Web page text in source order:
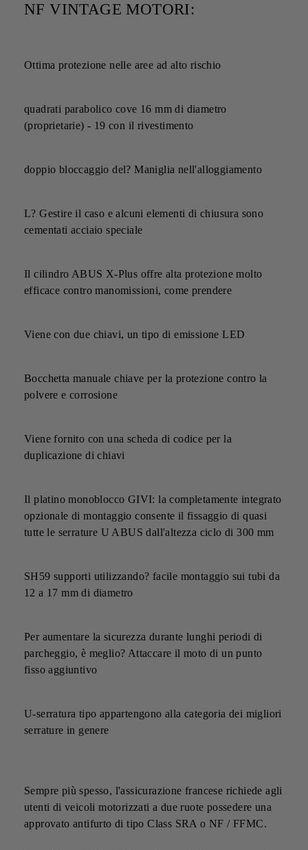
NF VINTAGE MOTORI:
Ottima protezione nelle aree ad alto rischio
quadrati parabolico cove 16 mm di diametro
(proprietarie) - 19 con il rivestimento
doppio bloccaggio del? Maniglia nell'alloggiamento
L? Gestire il caso e alcuni elementi di chiusura sono
cementati acciaio speciale
Il cilindro ABUS X-Plus offre alta protezione molto
efficace contro manomissioni, come prendere
Viene con due chiavi, un tipo di emissione LED
Bocchetta manuale chiave per la protezione contro la
polvere e corrosione
Viene fornito con una scheda di codice per la
duplicazione di chiavi
Il platino monoblocco GIVI: la completamente integrato
opzionale di montaggio consente il fissaggio di quasi
tutte le serrature U ABUS dall'altezza ciclo di 300 mm
SH59 supporti utilizzando? facile montaggio sui tubi da
12 a 17 mm di diametro
Per aumentare la sicurezza durante lunghi periodi di
parcheggio, è meglio? Attaccare il moto di un punto
fisso aggiuntivo
U-serratura tipo appartengono alla categoria dei migliori
serrature in genere
Sempre più spesso, l'assicurazione francese richiede agli
utenti di veicoli motorizzati a due ruote possedere una
approvato antifurto di tipo Class SRA o NF / FFMC.